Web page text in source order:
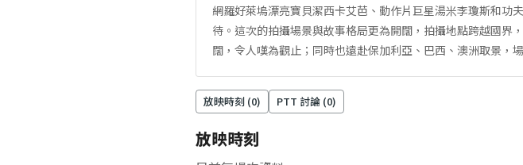
網羅好萊塢漂亮寶貝潔西卡艾芭、動作片巨星湯米李瓊斯和功
待。這次的拍攝場景與故事格局更為開闊，拍攝地點跨越國界
闊，令人嘆為觀止；同時也遠赴保加利亞、巴西、澳洲取景，
放映時刻 (0) PTT 討論 (0)
放映時刻